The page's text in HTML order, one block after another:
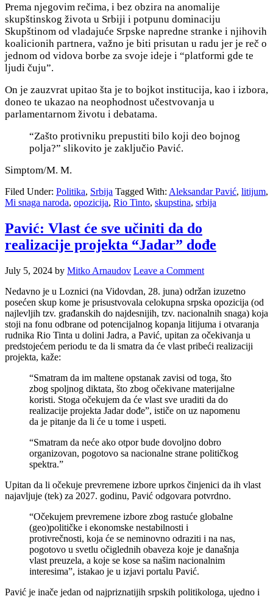
Prema njegovim rečima, i bez obzira na anomalije
skupštinskog života u Srbiji i potpunu dominaciju
Skupštinom od vladajuće Srpske napredne stranke i njihovih
koalicionih partnera, važno je biti prisutan u radu jer je reč o
jednom od vidova borbe za svoje ideje i “platformi gde te
ljudi čuju”.
On je zauzvrat upitao šta je to bojkot institucija, kao i izbora,
doneo te ukazao na neophodnost učestvovanja u
parlamentarnom životu i debatama.
“Zašto protivniku prepustiti bilo koji deo bojnog
polja?” slikovito je zaključio Pavić.
Simptom/M. M.
Filed Under: Politika, Srbija Tagged With: Aleksandar Pavić, litijum,
Mi snaga naroda, opozicija, Rio Tinto, skupstina, srbija
Pavić: Vlast će sve učiniti da do
realizacije projekta “Jadar” dođe
July 5, 2024 by Mitko Arnaudov Leave a Comment
Nedavno je u Loznici (na Vidovdan, 28. juna) održan izuzetno
posećen skup kome je prisustvovala celokupna srpska opozicija (od
najlevljih tzv. građanskih do najdesnijih, tzv. nacionalnih snaga) koja
stoji na fonu odbrane od potencijalnog kopanja litijuma i otvaranja
rudnika Rio Tinta u dolini Jadra, a Pavić, upitan za očekivanja u
predstojećem periodu te da li smatra da će vlast pribeći realizaciji
projekta, kaže:
“Smatram da im maltene opstanak zavisi od toga, što
zbog spoljnog diktata, što zbog očekivane materijalne
koristi. Stoga očekujem da će vlast sve uraditi da do
realizacije projekta Jadar dođe”, ističe on uz napomenu
da je pitanje da li će u tome i uspeti.
“Smatram da neće ako otpor bude dovoljno dobro
organizovan, pogotovo sa nacionalne strane političkog
spektra.”
Upitan da li očekuje prevremene izbore uprkos činjenici da ih vlast
najavljuje (tek) za 2027. godinu, Pavić odgovara potvrdno.
“Očekujem prevremene izbore zbog rastuće globalne
(geo)političke i ekonomske nestabilnosti i
protivrečnosti, koja će se neminovno odraziti i na nas,
pogotovo u svetlu očiglednih obaveza koje je današnja
vlast preuzela, a koje se kose sa našim nacionalnim
interesima”, istakao je u izjavi portalu Pavić.
Pavić je inače jedan od najpriznatijih srpskih politikologa, ujedno i